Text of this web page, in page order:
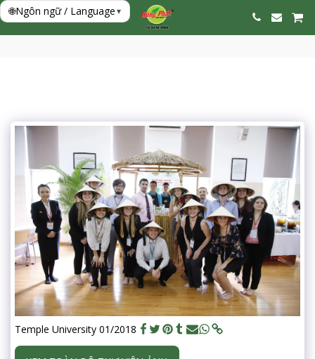
🌐Ngôn ngữ / Language▾
Temple University 01/2018